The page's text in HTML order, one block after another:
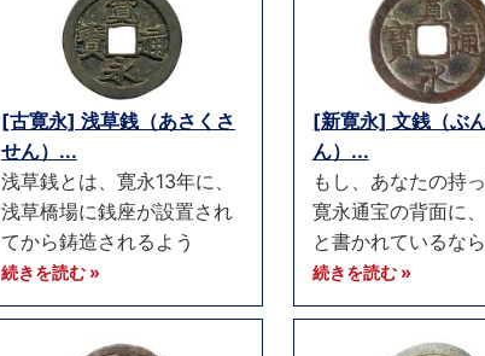
[古寛永] 浅草銭（あさくさ
せん）...
浅草銭とは、寛永13年に、
浅草橋場に銭座が設置され
てから鋳造されるよう
続きを読む »
[新寛永] 文銭（ぶ
ん）...
もし、あなたの持
寛永通宝の背面に、
と書かれているなら
続きを読む »